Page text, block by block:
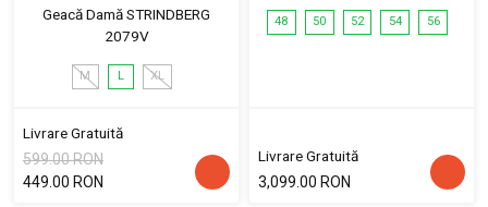
Geacă Damă STRINDBERG
2079V
M L XL
Livrare Gratuită
599.00 RON
449.00 RON
48 50 52 54 56
Livrare Gratuită
3,099.00 RON